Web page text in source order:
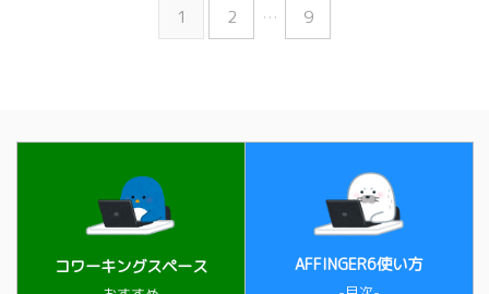
1 2 … 9
コワーキングスペース AFFINGER6使い方